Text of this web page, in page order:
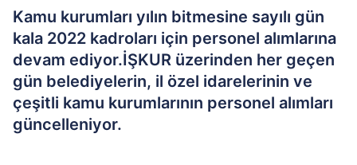
Kamu kurumları yılın bitmesine sayılı gün
kala 2022 kadroları için personel alımlarına
devam ediyor.İŞKUR üzerinden her geçen
gün belediyelerin, il özel idarelerinin ve
çeşitli kamu kurumlarının personel alımları
güncelleniyor.